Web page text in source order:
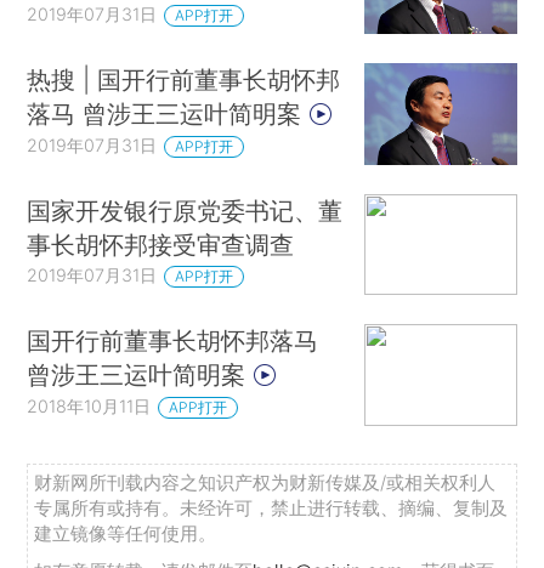
2019年07月31日 APP打开
热搜 | 国开行前董事长胡怀邦
落马 曾涉王三运叶简明案
2019年07月31日 APP打开
国家开发银行原党委书记、董
事长胡怀邦接受审查调查
2019年07月31日 APP打开
国开行前董事长胡怀邦落马
曾涉王三运叶简明案
2018年10月11日 APP打开
财新网所刊载内容之知识产权为财新传媒及/或相关权利人
专属所有或持有。未经许可，禁止进行转载、摘编、复制及
建立镜像等任何使用。